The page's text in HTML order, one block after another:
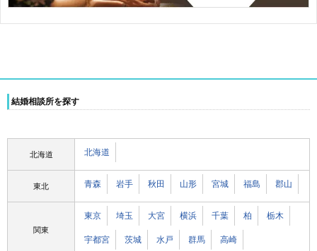
結婚相談所を探す
北海道 北海道
東北 青森 岩手 秋田 山形 宮城 福島 郡山
関東
東京 埼玉 大宮 横浜 千葉 柏 栃木
宇都宮 茨城 水戸 群馬 高崎